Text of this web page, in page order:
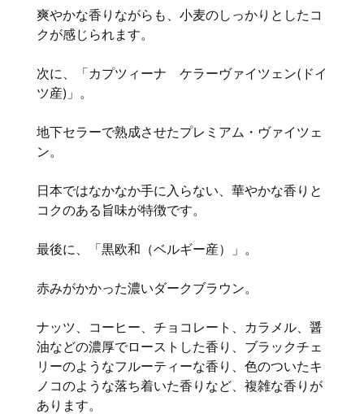
爽やかな香りながらも、小麦のしっかりとしたコ
クが感じられます。
次に、「カプツィーナ ケラーヴァイツェン(ドイ
ツ産)」。
地下セラーで熟成させたプレミアム・ヴァイツェ
ン。
日本ではなかなか手に入らない、華やかな香りと
コクのある旨味が特徴です。
最後に、「黒欧和（ベルギー産）」。
赤みがかかった濃いダークブラウン。
ナッツ、コーヒー、チョコレート、カラメル、醤
油などの濃厚でローストした香り、ブラックチェ
リーのようなフルーティーな香り、色のついたキ
ノコのような落ち着いた香りなど、複雑な香りが
あります。